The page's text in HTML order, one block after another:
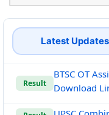
Latest Updates
Result
BTSC OT
Download